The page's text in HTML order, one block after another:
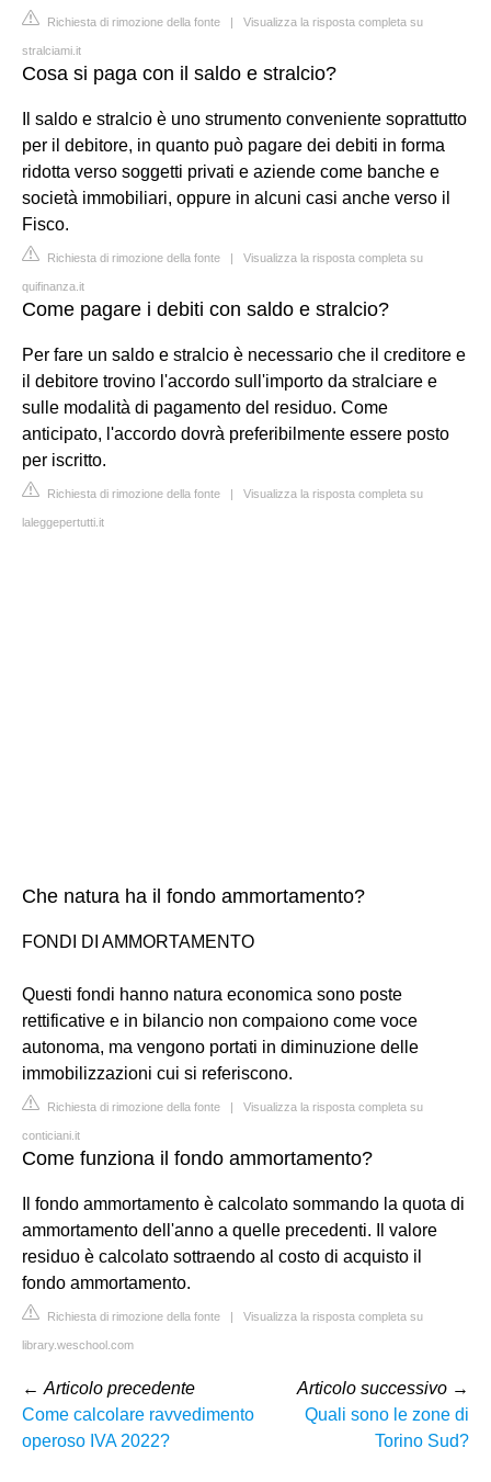
Richiesta di rimozione della fonte | Visualizza la risposta completa su
stralciami.it
Cosa si paga con il saldo e stralcio?
Il saldo e stralcio è uno strumento conveniente soprattutto
per il debitore, in quanto può pagare dei debiti in forma
ridotta verso soggetti privati e aziende come banche e
società immobiliari, oppure in alcuni casi anche verso il
Fisco.
Richiesta di rimozione della fonte | Visualizza la risposta completa su
quifinanza.it
Come pagare i debiti con saldo e stralcio?
Per fare un saldo e stralcio è necessario che il creditore e
il debitore trovino l'accordo sull'importo da stralciare e
sulle modalità di pagamento del residuo. Come
anticipato, l'accordo dovrà preferibilmente essere posto
per iscritto.
Richiesta di rimozione della fonte | Visualizza la risposta completa su
laleggepertutti.it
Che natura ha il fondo ammortamento?
FONDI DI AMMORTAMENTO
Questi fondi hanno natura economica sono poste
rettificative e in bilancio non compaiono come voce
autonoma, ma vengono portati in diminuzione delle
immobilizzazioni cui si referiscono.
Richiesta di rimozione della fonte | Visualizza la risposta completa su
conticiani.it
Come funziona il fondo ammortamento?
Il fondo ammortamento è calcolato sommando la quota di
ammortamento dell'anno a quelle precedenti. Il valore
residuo è calcolato sottraendo al costo di acquisto il
fondo ammortamento.
Richiesta di rimozione della fonte | Visualizza la risposta completa su
library.weschool.com
← Articolo precedente
Come calcolare ravvedimento
operoso IVA 2022?
Articolo successivo →
Quali sono le zone di
Torino Sud?